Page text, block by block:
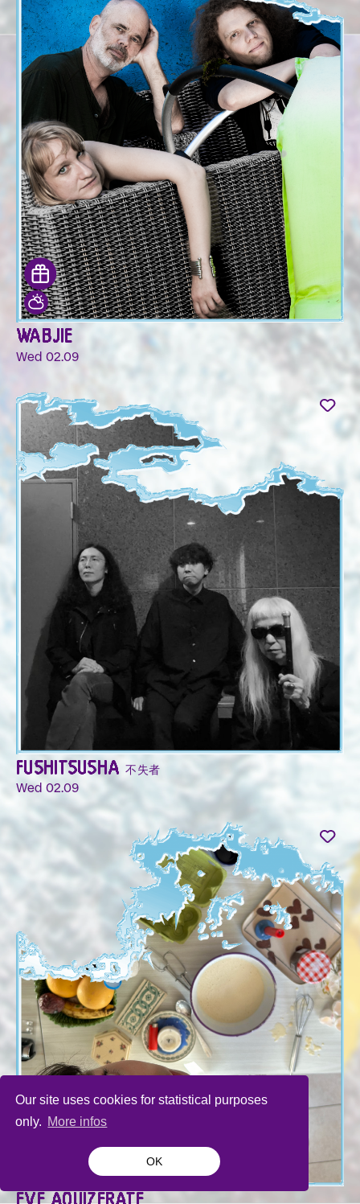
Our site uses cookies for statistical purposes
only. More infos
OK
WABJIE
Wed 02.09
FUSHITSUSHA 不失者
Wed 02.09
EVE AOUIZERATE